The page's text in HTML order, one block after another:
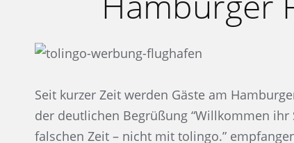
Seit kurzer Zeit werden Gäste am
der deutlichen Begrüßung “Willkommen ihr
falschen Zeit – nicht mit tolingo.”